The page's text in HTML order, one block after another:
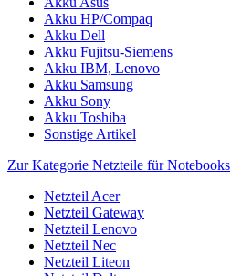
Akku HP/Compaq
Akku Dell
Akku Fujitsu-Siemens
Akku IBM, Lenovo
Akku Samsung
Akku Sony
Akku Toshiba
Sonstige Artikel
Zur Kategorie Netzteile für Notebooks
Netzteil Acer
Netzteil Gateway
Netzteil Lenovo
Netzteil Nec
Netzteil Liteon